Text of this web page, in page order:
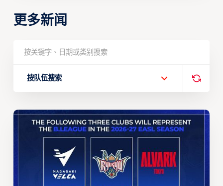
更多新闻
按队伍搜索